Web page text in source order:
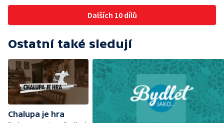
Dalších 10 dílů
Ostatní také sledují
Chalupa je hra